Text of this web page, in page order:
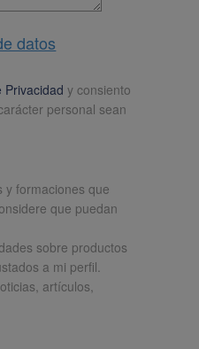
datos
Privacidad y consiento
personal sean
y formaciones que
que puedan
sobre productos
a mi perfil.
artículos,